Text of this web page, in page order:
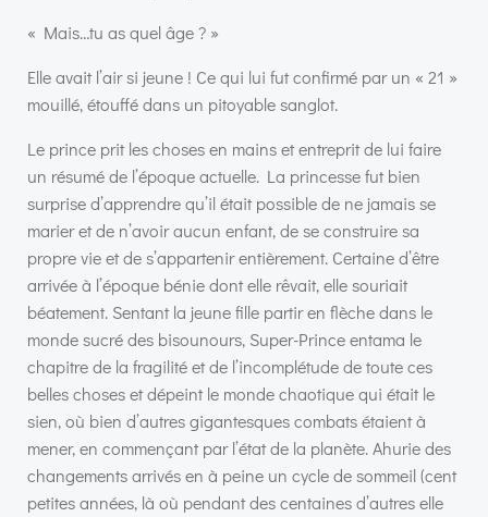
« Mais…tu as quel âge ? »
Elle avait l’air si jeune ! Ce qui lui fut confirmé par un « 21 »
mouillé, étouffé dans un pitoyable sanglot.
Le prince prit les choses en mains et entreprit de lui faire
un résumé de l’époque actuelle. La princesse fut bien
surprise d’apprendre qu’il était possible de ne jamais se
marier et de n’avoir aucun enfant, de se construire sa
propre vie et de s’appartenir entièrement. Certaine d’être
arrivée à l’époque bénie dont elle rêvait, elle souriait
béatement. Sentant la jeune fille partir en flèche dans le
monde sucré des bisounours, Super-Prince entama le
chapitre de la fragilité et de l’incomplétude de toute ces
belles choses et dépeint le monde chaotique qui était le
sien, où bien d’autres gigantesques combats étaient à
mener, en commençant par l’état de la planète. Ahurie des
changements arrivés en à peine un cycle de sommeil (cent
petites années, là où pendant des centaines d’autres elle